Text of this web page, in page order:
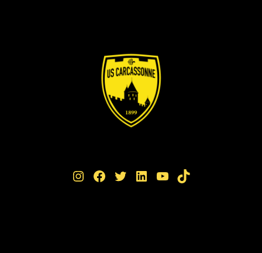
Instagram Facebook Twitter LinkedIn YouTube TikTok